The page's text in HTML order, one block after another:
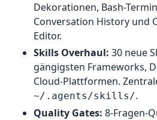
Dekorationen, Bash-
Conversation History und
Editor.
Skills Overhaul: 30 neue
gängigsten Frameworks,
Cloud-Plattformen.
~/.agents/skills/.
Quality Gates: 8-Fragen-